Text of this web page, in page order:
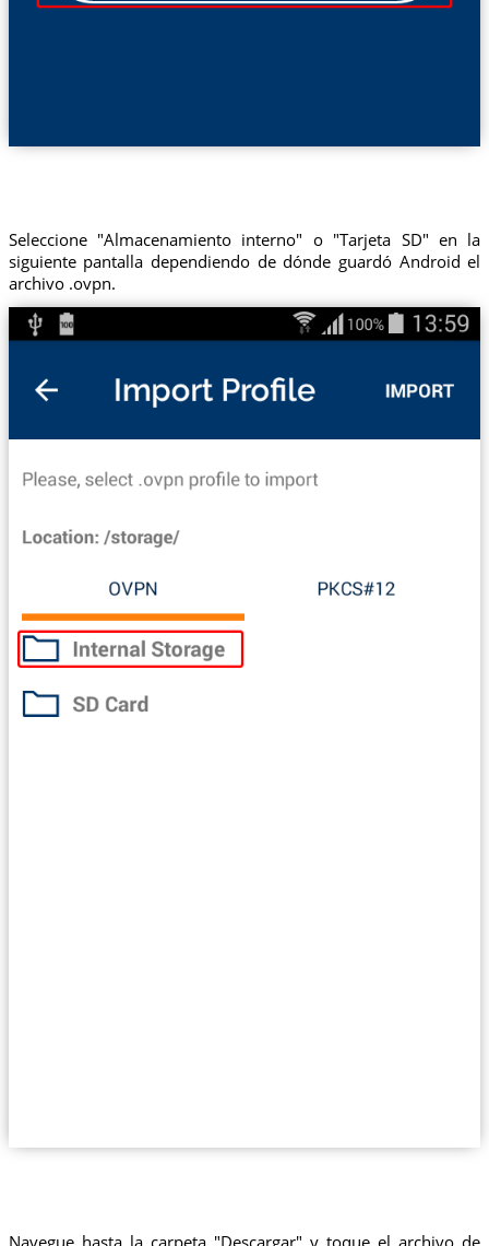
Seleccione "Almacenamiento interno" o "Tarjeta SD" en la
siguiente pantalla dependiendo de dónde guardó Android el
archivo .ovpn.
Navegue hasta la carpeta "Descargar" y toque el archivo de